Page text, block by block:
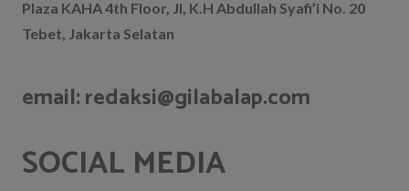
Plaza KAHA 4th Floor, Jl, K.H Abdullah Syafi’i No. 20
Tebet, Jakarta Selatan
email: redaksi@gilabalap.com
SOCIAL MEDIA